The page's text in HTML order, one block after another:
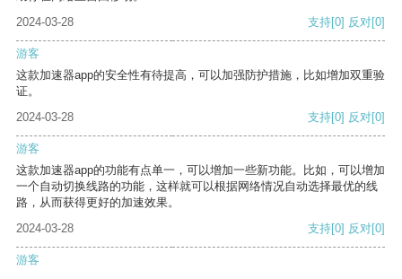
2024-03-28
支持[0] 反对[0]
游客
这款加速器app的安全性有待提高，可以加强防护措施，比如增加双重验
证。
2024-03-28
支持[0] 反对[0]
游客
这款加速器app的功能有点单一，可以增加一些新功能。比如，可以增加
一个自动切换线路的功能，这样就可以根据网络情况自动选择最优的线
路，从而获得更好的加速效果。
2024-03-28
支持[0] 反对[0]
游客